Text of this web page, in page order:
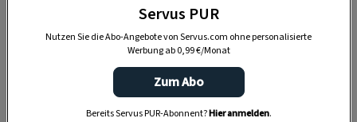
Möglichkeiten findet man ein bestimmtes Lied
oder eine Textstelle auf Knopfdruck – ohne
mühsames Kassettenumdrehen und
minutenlanges
Vor- und Zurückspulen
bei der Kassette nötig war.
Servus PUR
Nutzen Sie die Abo-Angebote von Servus.com ohne personalisierte
Werbung ab 0,99 €/Monat
Zum Abo
Bereits Servus PUR-Abonnent?Hier anmelden.